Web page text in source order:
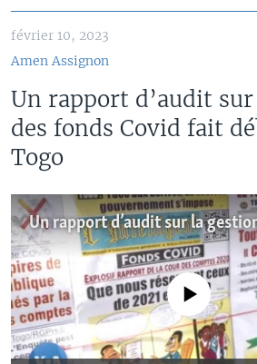
février 10, 2023
Amen Assignon
Un rapport d’audit
des fonds Covid fait
Togo
No media source